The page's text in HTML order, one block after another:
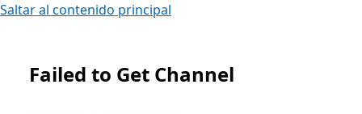
Saltar al contenido principal
Lista Microsoft.com
Failed to Get Channel